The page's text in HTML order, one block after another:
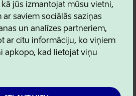
kā jūs izmantojat mūsu vietni,
saviem sociālās saziņas
un analīzes partneriem,
ar citu informāciju, ko viņiem
apkopo, kad lietojat viņu